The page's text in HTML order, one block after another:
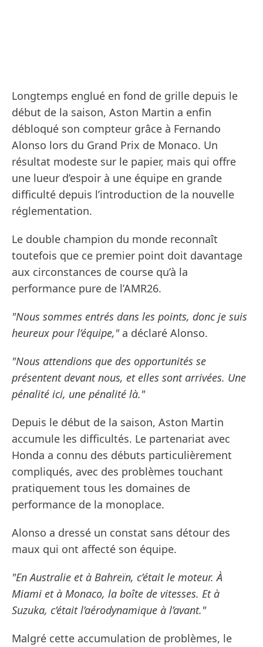
Longtemps englué en fond de grille depuis le
début de la saison, Aston Martin a enfin
débloqué son compteur grâce à Fernando
Alonso lors du Grand Prix de Monaco. Un
résultat modeste sur le papier, mais qui offre
une lueur d’espoir à une équipe en grande
difficulté depuis l’introduction de la nouvelle
réglementation.
Le double champion du monde reconnaît
toutefois que ce premier point doit davantage
aux circonstances de course qu’à la
performance pure de l’AMR26.
"Nous sommes entrés dans les points, donc je suis
heureux pour l’équipe,"a déclaré Alonso.
"Nous attendions que des opportunités se
présentent devant nous, et elles sont arrivées. Une
pénalité ici, une pénalité là."
Depuis le début de la saison, Aston Martin
accumule les difficultés. Le partenariat avec
Honda a connu des débuts particulièrement
compliqués, avec des problèmes touchant
pratiquement tous les domaines de
performance de la monoplace.
Alonso a dressé un constat sans détour des
maux qui ont affecté son équipe.
"En Australie et à Bahreïn, c’était le moteur. À
Miami et à Monaco, la boîte de vitesses. Et à
Suzuka, c’était l’aérodynamique à l’avant."
Malgré cette accumulation de problèmes, le